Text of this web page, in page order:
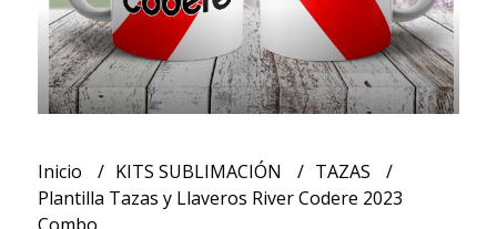
Inicio KITS SUBLIMACIÓN
TAZAS
Plantilla Tazas y Llaveros River Codere 2023
Combo